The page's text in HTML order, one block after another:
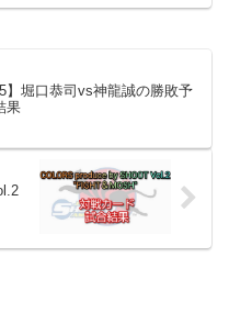
】堀口恭司vs神龍誠の勝敗予
果